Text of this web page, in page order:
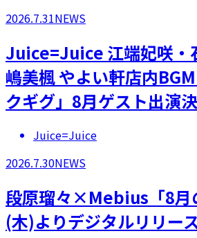
2026.7.31NEWS
Juice=Juice 江端妃咲・
嶋美楓 やよい軒店内
クギグ」8月ゲスト出演決
Juice=Juice
2026.7.30NEWS
段原瑠々×Mebius「8月
(木)よりデジタルリリー